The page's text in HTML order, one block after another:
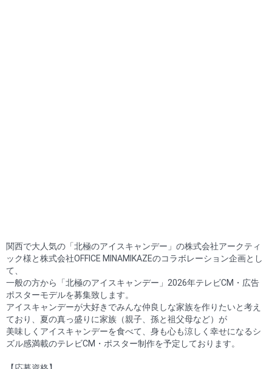
関西で大人気の「北極のアイスキャンデー」の株式会社アークティ
ック様と株式会社OFFICE MINAMIKAZEのコラボレーション企画とし
て、
一般の方から「北極のアイスキャンデー」2026年テレビCM・広告
ポスターモデルを募集致します。
アイスキャンデーが大好きでみんな仲良しな家族を作りたいと考え
ており、夏の真っ盛りに家族（親子、孫と祖父母など）が
美味しくアイスキャンデーを食べて、身も心も涼しく幸せになるシ
ズル感満載のテレビCM・ポスター制作を予定しております。